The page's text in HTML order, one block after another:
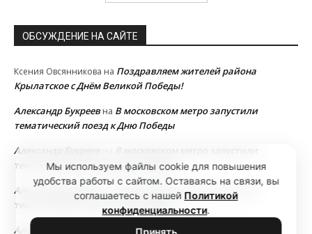
ОБСУЖДЕНИЕ НА САЙТЕ
Ксения Овсянникова на Поздравляем жителей района
Крылатское с Днём Великой Победы!
Александр Букреевна В московском метро запустили
тематический поезд к Дню Победы
Александр Букреев
В московском метро запустили
тематический поезд к Дню Победы
Александр Букреев
В московском метро запустили
тематический поезд к Дню Победы
Александр Букреев
В московском метро запустили
Мы используем файлы cookie для повышения
удобства работы с сайтом. Оставаясь на связи, вы
соглашаетесь с нашей Политикой
конфиденциальности.
Принять